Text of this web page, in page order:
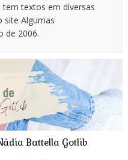
tem textos em diversas
site Algumas
de 2006.
Battella Gotlib